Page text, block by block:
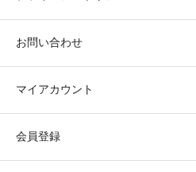
お問い合わせ
マイアカウント
会員登録